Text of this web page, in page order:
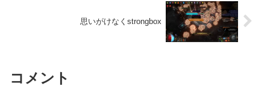
思いがけなくstrongbox
コメント